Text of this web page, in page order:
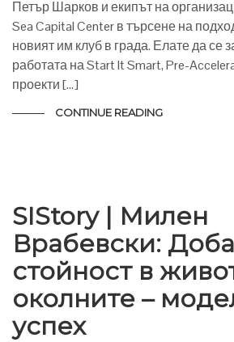
Петър Шарков и екипът на
Sea Capital Center в търсене на
новият им клуб в града. Елате да се
работата на Start It Smart, Pre-
проекти […]
CONTINUE READING
SIStory | Милен
Врабевски:
стойност в
околните –
успех